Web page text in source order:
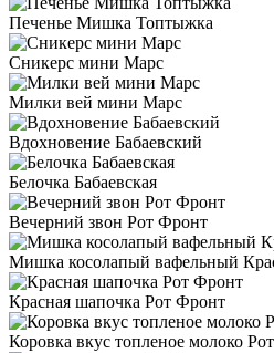
Печенье Мишка Топтыжка
Сникерс мини Марс
Милки вей мини Марс
Вдохновение Бабаевский
Белочка Бабаевская
Вечерний звон Рот Фронт
Мишка косолапый вафельный
Красная шапочка Рот Фронт
Коровка вкус топленое молоко